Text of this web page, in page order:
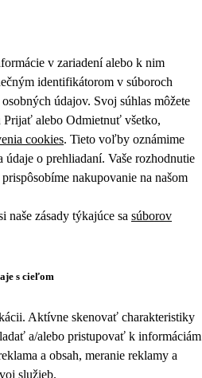
v zariadení alebo k nim
identifikátorom v súboroch
údajov. Svoj súhlas môžete
alebo Odmietnuť všetko,
cookies. Tieto voľby oznámime
o prehliadaní. Vaše rozhodnutie
nakupovanie na našom
naše zásady týkajúce sa súborov
s cieľom
Aktívne skenovať charakteristiky
a/alebo pristupovať k informáciám
a obsah, meranie reklamy a
služieb.